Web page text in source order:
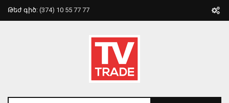
Թեժ գիծ: (374) 10 55 77 77